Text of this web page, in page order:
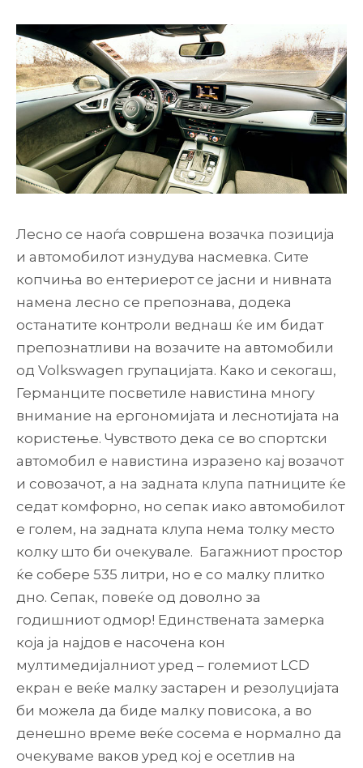
Лесно се наоѓа совршена возачка позиција
и автомобилот изнудува насмевка. Сите
копчиња во ентериерот се јасни и нивната
намена лесно се препознава, додека
останатите контроли веднаш ќе им бидат
препознатливи на возачите на автомобили
од Volkswagen групацијата. Како и секогаш,
Германците посветиле навистина многу
внимание на ергономијата и леснотијата на
користење. Чувството дека се во спортски
автомобил е навистина изразено кај возачот
и совозачот, а на задната клупа патниците ќе
седат комфорно, но сепак иако автомобилот
е голем, на задната клупа нема толку место
колку што би очекувале. Багажниот простор
ќе собере 535 литри, но е со малку плитко
дно. Сепак, повеќе од доволно за
годишниот одмор! Единствената замерка
која ја најдов е насочена кон
мултимедијалниот уред – големиот LCD
екран е веќе малку застарен и резолуцијата
би можела да биде малку повисока, а во
денешно време веќе сосема е нормално да
очекуваме ваков уред кој е осетлив на